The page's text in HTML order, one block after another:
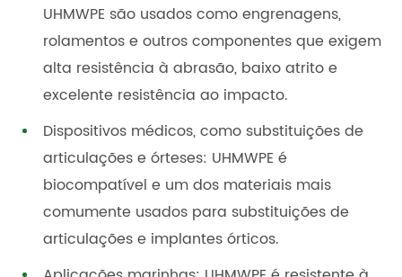
UHMWPE são usados como engrenagens,
rolamentos e outros componentes que exigem
alta resistência à abrasão, baixo atrito e
excelente resistência ao impacto.
Dispositivos médicos, como substituições de
articulações e órteses: UHMWPE é
biocompatível e um dos materiais mais
comumente usados para substituições de
articulações e implantes órticos.